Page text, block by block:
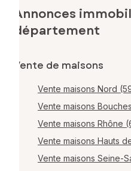
Annonces
département
Vente de maisons
Vente maisons Nord
Vente maisons
Vente maisons Rhône
Vente maisons Hauts
Vente maisons Seine-